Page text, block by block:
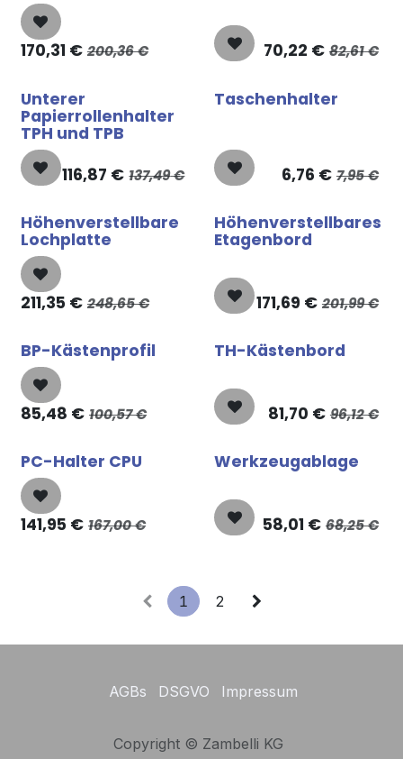
170,31 € 200,36€ 70,22 € 82,61€
Unterer
Papierrollenhalter
TPH und TPB
116,87 € 137,49€
Taschenhalter
6,76 € 7,95€
Höhenverstellbare
Lochplatte
211,35 € 248,65€
Höhenverstellbares
Etagenbord
171,69 € 201,99€
BP-Kästenprofil
85,48 € 100,57€
TH-Kästenbord
81,70 € 96,12€
PC-Halter CPU
141,95 € 167,00€
Werkzeugablage
58,01 € 68,25€
1 2
AGBs DSGVO Impressum
Copyright © Zambelli KG